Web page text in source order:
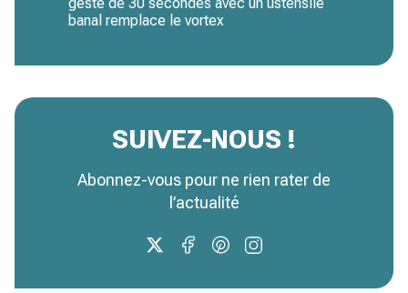
banal remplace le vortex
SUIVEZ-NOUS !
Abonnez-vous pour ne rien rater de
l’actualité